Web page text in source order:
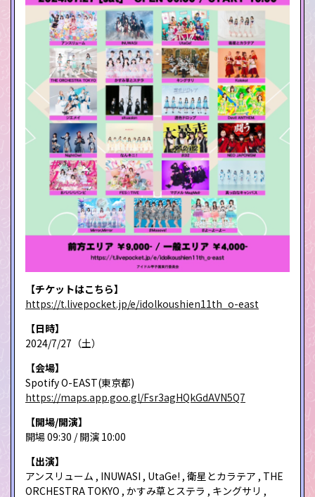
【チケットはこちら】
https://t.livepocket.jp/e/idolkoushien11th_o-east
【日時】
2024/7/27（土）
【会場】
Spotify O-EAST(東京都)
https://maps.app.goo.gl/Fsr3agHQkGdAVN5Q7
【開場/開演】
開場 09:30 / 開演 10:00
【出演】
アンスリューム , INUWASI , UtaGe! , 衛星とカラテア , THE
ORCHESTRA TOKYO , かすみ草とステラ , キングサリ ,